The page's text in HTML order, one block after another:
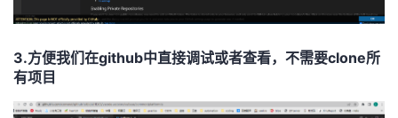
发
Programs
的
3.方便我们在github中直接调试或者查看，不需要clone所
有项目